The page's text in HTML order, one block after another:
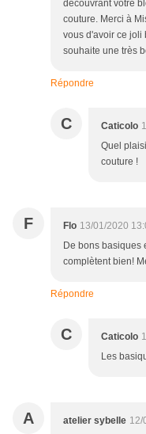
découvrant votre
couture. Merci à
vous d'avoir ce joli
souhaite une très
Répondre
C Caticolo
Quel
couture !
F Flo 13/01/2020
De bons basiques
complètent bien!
Répondre
C Caticolo
Les
A atelier sybelle 12/